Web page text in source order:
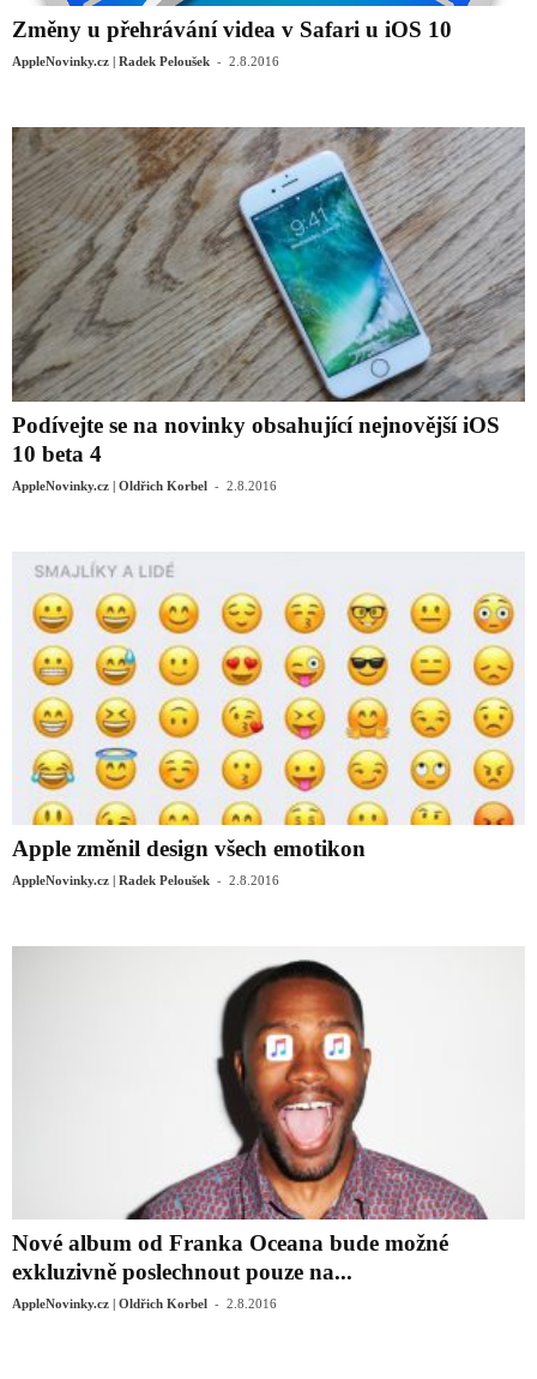
Změny u přehrávání videa v Safari u iOS 10
AppleNovinky.cz | Radek Peloušek - 2.8.2016
Podívejte se na novinky obsahující nejnovější iOS
10 beta 4
AppleNovinky.cz | Oldřich Korbel - 2.8.2016
Apple změnil design všech emotikon
AppleNovinky.cz | Radek Peloušek - 2.8.2016
Nové album od Franka Oceana bude možné
exkluzivně poslechnout pouze na...
AppleNovinky.cz | Oldřich Korbel - 2.8.2016